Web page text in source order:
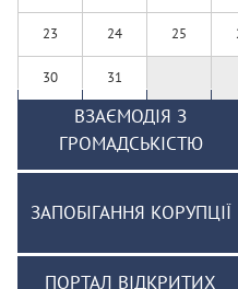
23 24 25
30 31
ВЗАЄМОДІЯ З
ГРОМАДСЬКІСТЮ
ЗАПОБІГАННЯ КОРУПЦІЇ
ПОРТАЛ ВІДКРИТИХ